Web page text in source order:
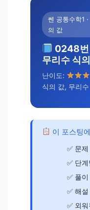
쎈 공통수학1
의 값
0248
무리수 식
난이도:
식의 값, 무리수
이 포스팅
문
단
풀
해설
외